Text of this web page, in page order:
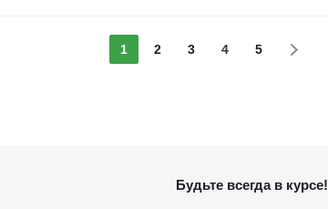
1 2 3 4 5
Будьте всегда в курсе!